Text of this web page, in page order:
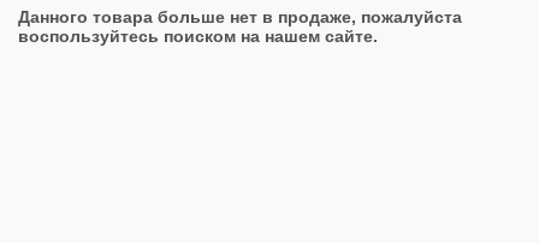
Данного товара больше нет в продаже, пожалуйста
воспользуйтесь поиском на нашем сайте.